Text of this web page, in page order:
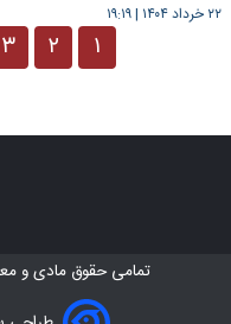
۲۲ خرداد ۱۴۰۴ |۱۹:۱۹
۱ ۲ ۳
تمامی حقوق مادی و